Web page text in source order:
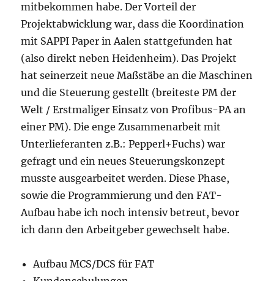
mitbekommen habe. Der Vorteil der
Projektabwicklung war, dass die Koordination
mit SAPPI Paper in Aalen stattgefunden hat
(also direkt neben Heidenheim). Das Projekt
hat seinerzeit neue Maßstäbe an die Maschinen
und die Steuerung gestellt (breiteste PM der
Welt / Erstmaliger Einsatz von Profibus-PA an
einer PM). Die enge Zusammenarbeit mit
Unterlieferanten z.B.: Pepperl+Fuchs) war
gefragt und ein neues Steuerungskonzept
musste ausgearbeitet werden. Diese Phase,
sowie die Programmierung und den FAT-
Aufbau habe ich noch intensiv betreut, bevor
ich dann den Arbeitgeber gewechselt habe.
Aufbau MCS/DCS für FAT